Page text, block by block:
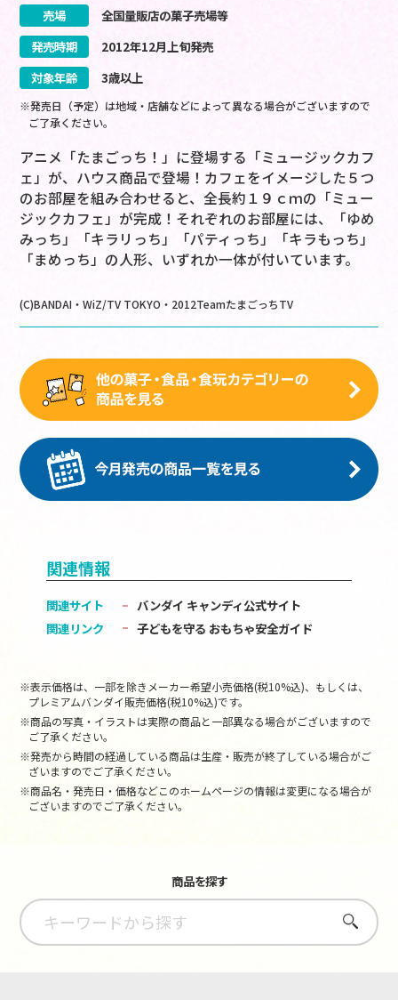
売場
全国量販店の菓子売場等
発売時期
2012年12月上旬発売
対象年齢
3歳以上
※発売日（予定）は地域・店舗などによって異なる場合がございますので
ご了承ください。
アニメ「たまごっち！」に登場する「ミュージックカフ
ェ」が、ハウス商品で登場！カフェをイメージした５つ
のお部屋を組み合わせると、全長約１９ｃｍの「ミュー
ジックカフェ」が完成！それぞれのお部屋には、「ゆめ
みっち」「キラリっち」「パティっち」「キラもっち」
「まめっち」の人形、いずれか一体が付いています。
(C)BANDAI・WiZ/TV TOKYO・2012TeamたまごっちTV
関連情報
関連サイト
バンダイ キャンディ公式サイト
関連リンク
子どもを守る おもちゃ安全ガイド
※表示価格は、一部を除きメーカー希望小売価格(税10%込)、もしくは、
プレミアムバンダイ販売価格(税10%込)です。
※商品の写真・イラストは実際の商品と一部異なる場合がございますので
ご了承ください。
※発売から時間の経過している商品は生産・販売が終了している場合がご
ざいますのでご了承ください。
※商品名・発売日・価格などこのホームページの情報は変更になる場合が
ございますのでご了承ください。
商品を探す
さがす